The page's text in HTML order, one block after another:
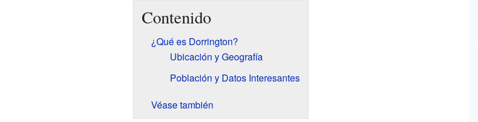
Contenido
¿Qué es Dorrington?
Ubicación y Geografía
Población y Datos Interesantes
Véase también